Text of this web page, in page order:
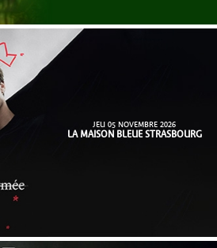
JEU 05 NOVEMBRE 2026
LA MAISON BLEUE STRASBOURG